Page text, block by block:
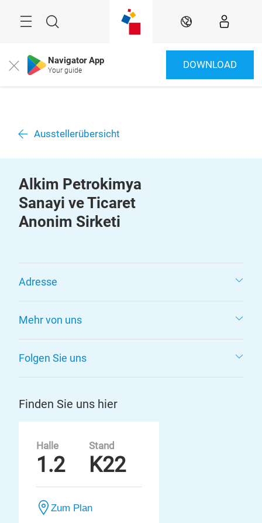
Suche DE
Close Navigator App
Your guide DOWNLOAD
Ausstellerübersicht
Alkim Petrokimya
Sanayi ve Ticaret
Anonim Sirketi
Adresse
Mehr von uns
Folgen Sie uns
Finden Sie uns hier
Halle
1.2
Stand
K22
Zum Plan